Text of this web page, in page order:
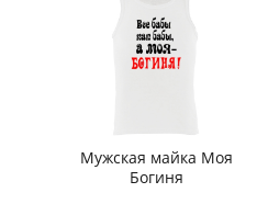
Мужская майка Моя
Богиня